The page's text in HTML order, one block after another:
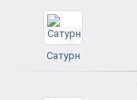
Сатурн